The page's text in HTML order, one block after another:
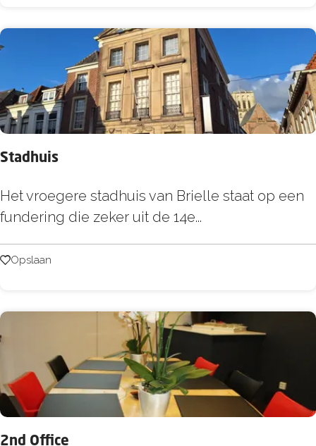
B
e
e
r
v
e
n
o
e
n
Stadhuis
S
t
d
i
s
Het vroegere stadhuis van Brielle staat op een
fundering die zeker uit de 14e...
Opslaan
Opslaan
2nd Office